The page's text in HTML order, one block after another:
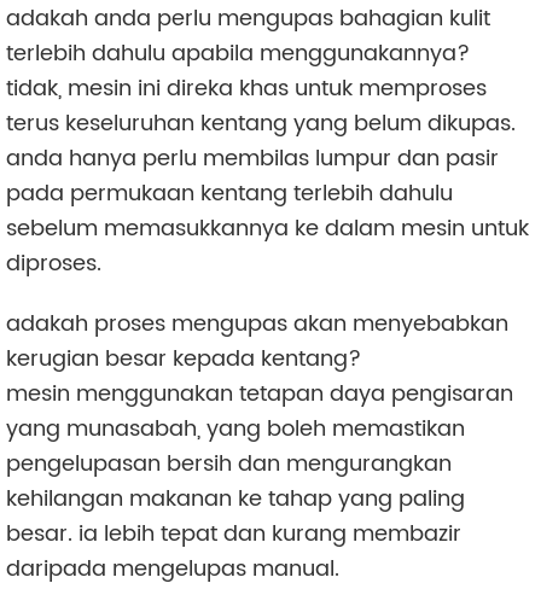
adakah anda perlu mengupas bahagian kulit
terlebih dahulu apabila menggunakannya?
tidak, mesin ini direka khas untuk memproses
terus keseluruhan kentang yang belum dikupas.
anda hanya perlu membilas lumpur dan pasir
pada permukaan kentang terlebih dahulu
sebelum memasukkannya ke dalam mesin untuk
diproses.
adakah proses mengupas akan menyebabkan
kerugian besar kepada kentang?
mesin menggunakan tetapan daya pengisaran
yang munasabah, yang boleh memastikan
pengelupasan bersih dan mengurangkan
kehilangan makanan ke tahap yang paling
besar. ia lebih tepat dan kurang membazir
daripada mengelupas manual.